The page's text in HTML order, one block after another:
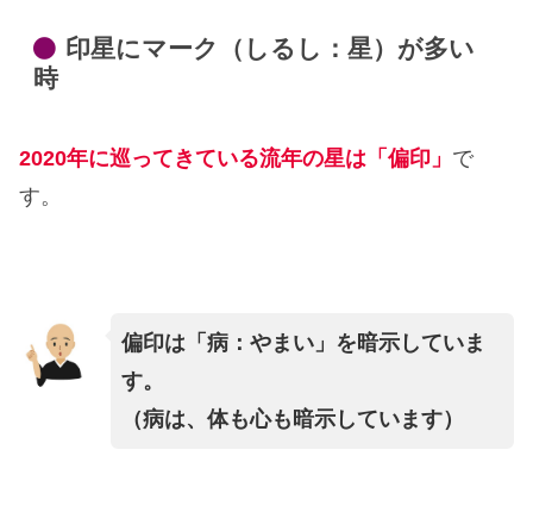
印星にマーク（しるし：星）が多い
時
2020年に巡ってきている流年の星は「偏印」 で
す。
偏印は「病：やまい」を暗示していま
す。
（病は、体も心も暗示しています）